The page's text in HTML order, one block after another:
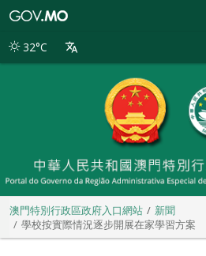
別
32°C
澳門特別行政區政府入口網站
新聞
學校按實際情況逐步開展在家學習方案